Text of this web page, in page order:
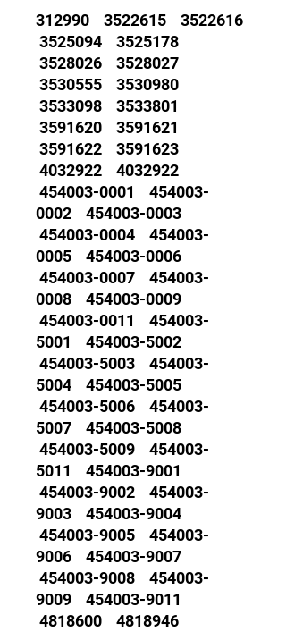
312990 3522615 3522616
3525094 3525178
3528026 3528027
3530555 3530980
3533098 3533801
3591620 3591621
3591622 3591623
4032922 4032922
454003-0001 454003-
0002 454003-0003
454003-0004 454003-
0005 454003-0006
454003-0007 454003-
0008 454003-0009
454003-0011 454003-
5001 454003-5002
454003-5003 454003-
5004 454003-5005
454003-5006 454003-
5007 454003-5008
454003-5009 454003-
5011 454003-9001
454003-9002 454003-
9003 454003-9004
454003-9005 454003-
9006 454003-9007
454003-9008 454003-
9009 454003-9011
4818600 4818946